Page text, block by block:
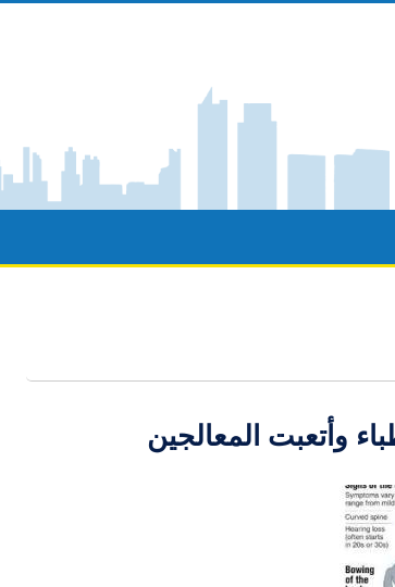
وأتعبت المعالجين